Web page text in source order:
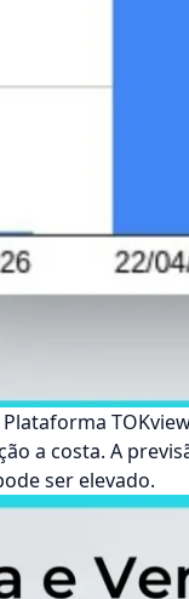
a costa. A
ser elevado.